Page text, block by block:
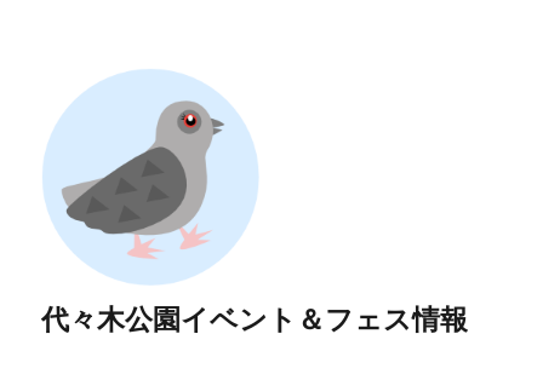
代々木公園イベント＆フェス情報